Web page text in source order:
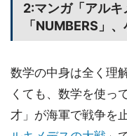
2:マンガ「アル
「NUMBERS」
数学の中身は全く理
くても、数学を使っ
才」が海軍で戦争を